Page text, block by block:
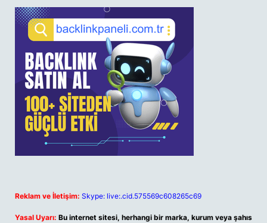
Reklam ve İletişim: Skype: live:.cid.575569c608265c69
Yasal Uyarı: Bu internet sitesi, herhangi bir marka, kurum veya şahıs